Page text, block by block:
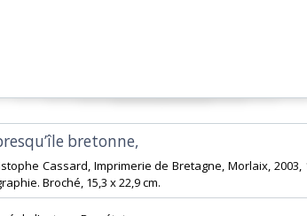
bretonne,
Cassard, Imprimerie de Bretagne, Morlaix, 2003,
Broché, 15,3 x 22,9 cm.